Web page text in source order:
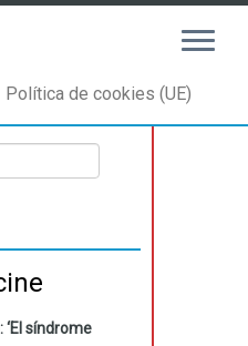
Política de cookies (UE)
‘El síndrome